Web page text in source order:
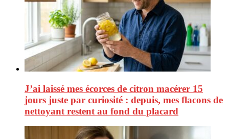
J’ai laissé mes écorces de citron macérer 15
jours juste par curiosité : depuis, mes flacons de
nettoyant restent au fond du placard